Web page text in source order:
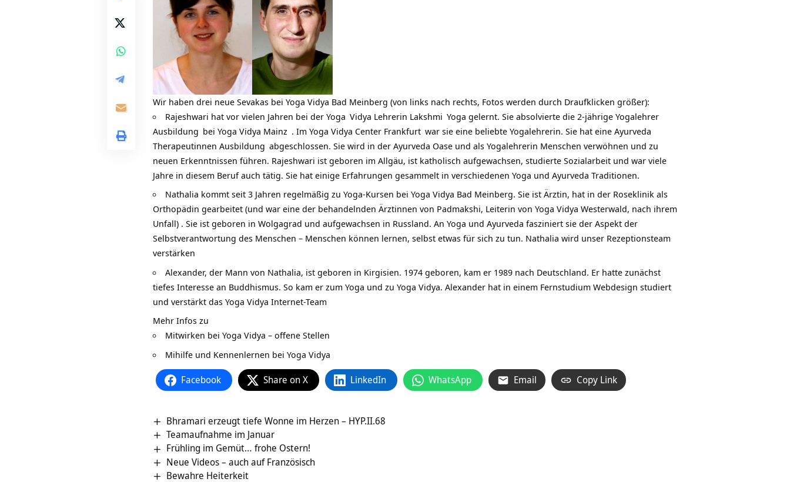
Wir haben drei neue Sevakas bei Yoga Vidya Bad Meinberg (von links nach rechts, Fotos werden durch Draufklicken größer):
Rajeshwari hat vor vielen Jahren bei der Yoga Vidya Lehrerin Lakshmi Yoga gelernt. Sie absolvierte die 2-jährige Yogalehrer
Ausbildung bei Yoga Vidya Mainz . Im Yoga Vidya Center Frankfurt war sie eine beliebte Yogalehrerin. Sie hat eine Ayurveda
Therapeutinnen Ausbildung abgeschlossen. Sie wird in der Ayurveda Oase und als Yogalehrerin Menschen verwöhnen und zu
neuen Erkenntnissen führen. Rajeshwari ist geboren im Allgäu, ist katholisch aufgewachsen, studierte Sozialarbeit und war viele
Jahre in diesem Beruf auch tätig. Sie hat einige Erfahrungen gesammelt in verschiedenen Yoga und Ayurveda Traditionen.
Nathalia kommt seit 3 Jahren regelmäßig zu Yoga-Kursen bei Yoga Vidya Bad Meinberg. Sie ist Ärztin, hat in der Roseklinik als
Orthopädin gearbeitet (und war eine der behandelnden Ärztinnen von Padmakshi, Leiterin von Yoga Vidya Westerwald, nach ihrem
Unfall) . Sie ist geboren in Wolgagrad und aufgewachsen in Russland. An Yoga und Ayurveda fasziniert sie der Aspekt der
Selbstverantwortung des Menschen – Menschen können lernen, selbst etwas für sich zu tun. Nathalia wird unser Rezeptionsteam
verstärken
Alexander, der Mann von Nathalia, ist geboren in Kirgisien. 1974 geboren, kam er 1989 nach Deutschland. Er hatte zunächst
tiefes Interesse an Buddhismus. So kam er zum Yoga und zu Yoga Vidya. Alexander hat in einem Fernstudium Webdesign studiert
und verstärkt das Yoga Vidya Internet-Team
Mehr Infos zu
Mitwirken bei Yoga Vidya – offene Stellen
Mihilfe und Kennenlernen bei Yoga Vidya
Facebook Share on X LinkedIn WhatsApp Email Copy Link
Bhramari erzeugt tiefe Wonne im Herzen – HYP.II.68
Teamaufnahme im Januar
Frühling im Gemüt… frohe Ostern!
Neue Videos – auch auf Französisch
Bewahre Heiterkeit